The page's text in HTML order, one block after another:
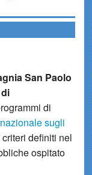
San Paolo
di
sugli
definiti nel
ospitato